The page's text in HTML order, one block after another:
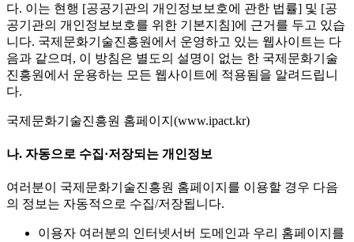
다. 이는 현행 [공공기관의 개인정보보호에 관한 법률] 및 [공
공기관의 개인정보보호를 위한 기본지침]에 근거를 두고 있습
니다. 국제문화기술진흥원에서 운영하고 있는 웹사이트는 다
음과 같으며, 이 방침은 별도의 설명이 없는 한 국제문화기술
진흥원에서 운용하는 모든 웹사이트에 적용됨을 알려드립니
다.
국제문화기술진흥원 홈페이지(www.ipact.kr)
나. 자동으로 수집·저장되는 개인정보
여러분이 국제문화기술진흥원 홈페이지를 이용할 경우 다음
의 정보는 자동적으로 수집/저장됩니다.
이용자 여러분의 인터넷서버 도메인과 우리 홈페이지를